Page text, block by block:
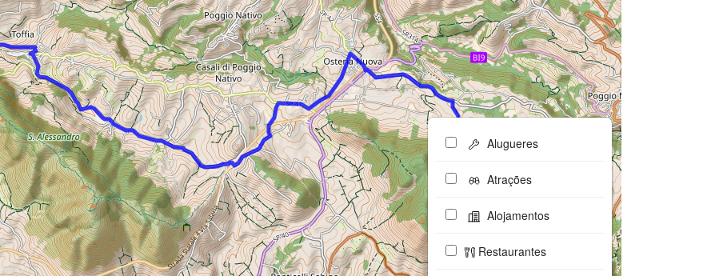
Alugueres
Atrações
Alojamentos
Restaurantes